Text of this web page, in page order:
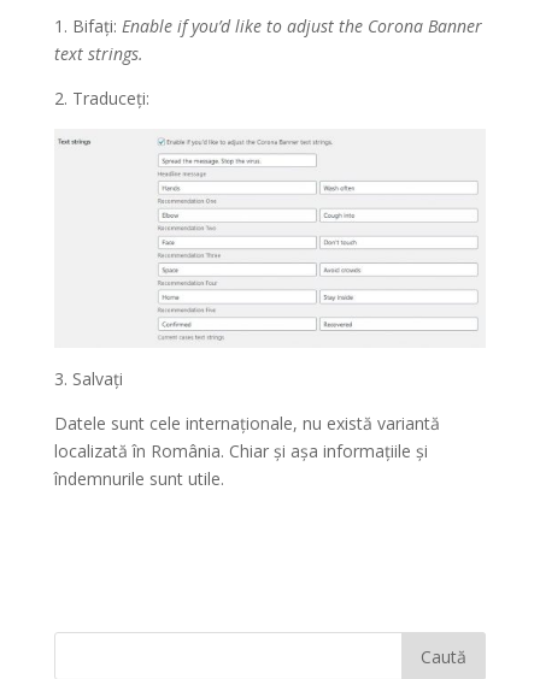
1. Bifați: Enable if you’d like to adjust the Corona Banner
text strings.
2. Traduceți:
3. Salvați
Datele sunt cele internaționale, nu există variantă
localizată în România. Chiar și așa informațiile și
îndemnurile sunt utile.